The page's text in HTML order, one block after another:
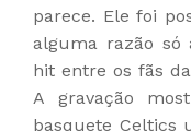
parece. Ele foi
alguma razão
hit entre os fãs
A gravação
basquete Celtics